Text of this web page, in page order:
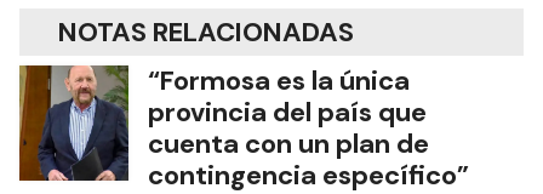
NOTAS RELACIONADAS
“Formosa es la única
provincia del país que
cuenta con un plan de
contingencia específico”